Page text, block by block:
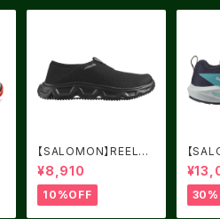
【SALOMON】REELAX
MOC 6.0 Black / Bla
ck / Alloy
¥8,910
10%OFF
【
RIDE
mere
/